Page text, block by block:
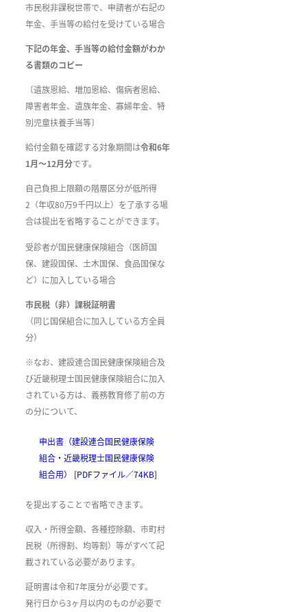
市民税非課税世帯で、申請者が右記の
年金、手当等の給付を受けている場合
下記の年金、手当等の給付金額がわか
る書類のコピー
〔遺族恩給、増加恩給、傷病者恩給、
障害者年金、遺族年金、寡婦年金、特
別児童扶養手当等〕
給付金額を確認する対象期間は令和6年
1月～12月分です。
自己負担上限額の階層区分が低所得
2（年収80万9千円以上）を了承する場
合は提出を省略することができます。
受診者が国民健康保険組合（医師国
保、建設国保、土木国保、食品国保な
ど）に加入している場合
市民税（非）課税証明書
（同じ国保組合に加入している方全員
分）
※なお、建設連合国民健康保険組合及
び近畿税理士国民健康保険組合に加入
されている方は、義務教育修了前の方
の分について、
申出書（建設連合国民健康保険
組合・近畿税理士国民健康保険
組合用） [PDFファイル／74KB]
を提出することで省略できます。
収入・所得金額、各種控除額、市町村
民税（所得割、均等割）等がすべて記
載されている必要があります。
証明書は令和7年度分が必要です。
発行日から3ヶ月以内のものが必要で